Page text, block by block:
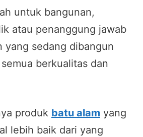
untuk bangunan,
atau penanggung jawab
yang sedang dibangun
berkualitas dan
produk batu alam yang
lebih baik dari yang